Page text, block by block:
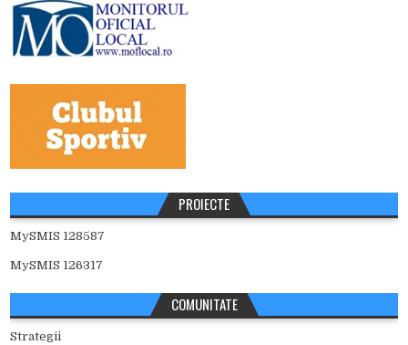
PROIECTE
MySMIS 128587
MySMIS 126317
COMUNITATE
Strategii